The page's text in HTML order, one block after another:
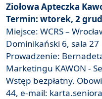
Ziołowa Apteczka
Termin: wtorek, 2
Miejsce: WCRS –
Dominikański 6, sala 27
Prowadzenie:
Marketingu KAWON -
Wstęp bezpłatny.
44, e-mail: